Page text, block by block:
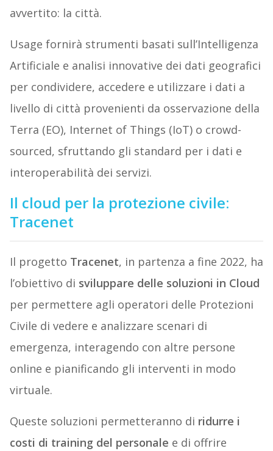
avvertito: la città.
Usage fornirà strumenti basati sull’Intelligenza
Artificiale e analisi innovative dei dati geografici
per condividere, accedere e utilizzare i dati a
livello di città provenienti da osservazione della
Terra (EO), Internet of Things (IoT) o crowd-
sourced, sfruttando gli standard per i dati e
interoperabilità dei servizi.
Il cloud per la protezione civile:
Tracenet
Il progetto Tracenet, in partenza a fine 2022, ha
l’obiettivo di sviluppare delle soluzioni in Cloud
per permettere agli operatori delle Protezioni
Civile di vedere e analizzare scenari di
emergenza, interagendo con altre persone
online e pianificando gli interventi in modo
virtuale.
Queste soluzioni permetteranno di ridurre i
costi di training del personale e di offrire